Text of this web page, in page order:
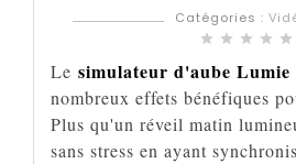
Catégories :
star star star star star
Le simulateur d'aube Lumie
nombreux effets bénéfiques
Plus qu'un réveil matin
sans stress en ayant